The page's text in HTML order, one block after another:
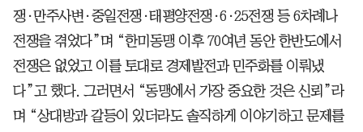
쟁·만주사변·중일전쟁·태평양전쟁·6·25전쟁 등 6차례나
전쟁을 겪었다”며 “한미동맹 이후 70여년 동안 한반도에서
전쟁은 없었고 이를 토대로 경제발전과 민주화를 이뤄냈
다”고 했다. 그러면서 “동맹에서 가장 중요한 것은 신뢰”라
며 “상대방과 갈등이 있더라도 솔직하게 이야기하고 문제를